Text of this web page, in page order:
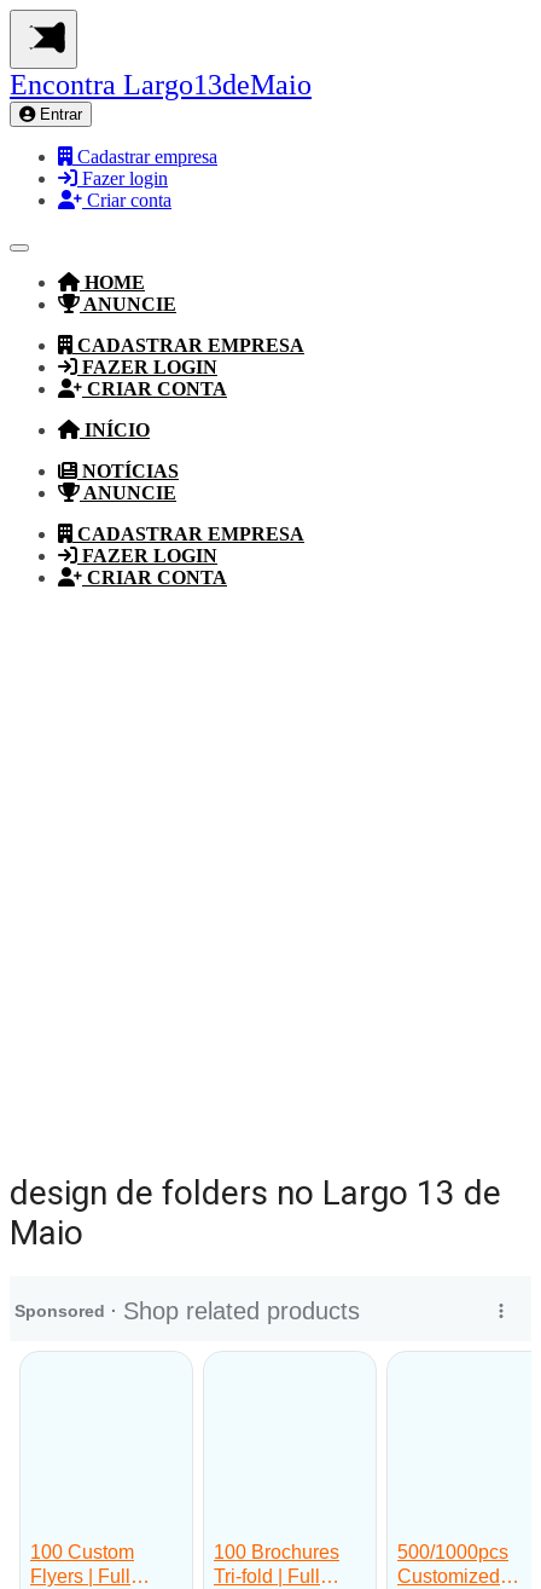
Encontra Largo13deMaio
Entrar
Cadastrar empresa
Fazer login
Criar conta
HOME
ANUNCIE
CADASTRAR EMPRESA
FAZER LOGIN
CRIAR CONTA
INÍCIO
NOTÍCIAS
ANUNCIE
CADASTRAR EMPRESA
FAZER LOGIN
CRIAR CONTA
design de folders no Largo 13 de
Maio